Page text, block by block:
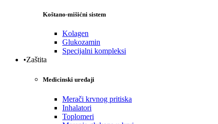
Koštano-mišićni sistem
Kolagen
Glukozamin
Specijalni kompleksi
•Zaštita
Medicinski uređaji
Merači krvnog pritiska
Inhalatori
Toplomeri